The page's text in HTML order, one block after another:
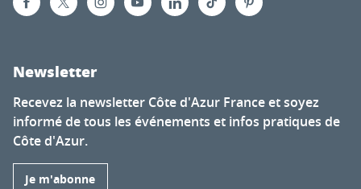
Newsletter
Recevez la newsletter Côte d'Azur France et soyez
informé de tous les événements et infos pratiques de
Côte d'Azur.
Je m'abonne